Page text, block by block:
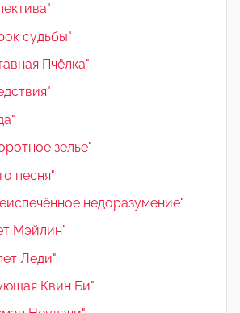
судьбы"
Пчёлка"
зелье"
песня"
недоразумение"
Мэйлин"
Леди"
Квин Би"